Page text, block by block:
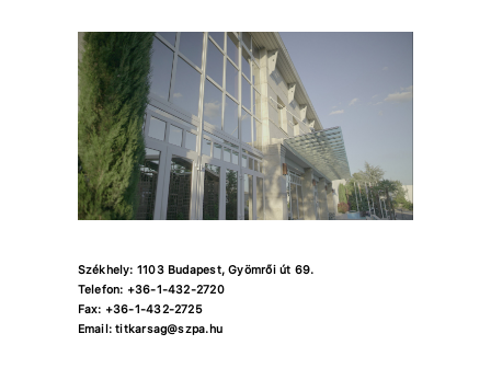
Székhely: 1103 Budapest, Gyömrői út 69.
Telefon: +36-1-432-2720
Fax: +36-1-432-2725
Email: titkarsag@szpa.hu